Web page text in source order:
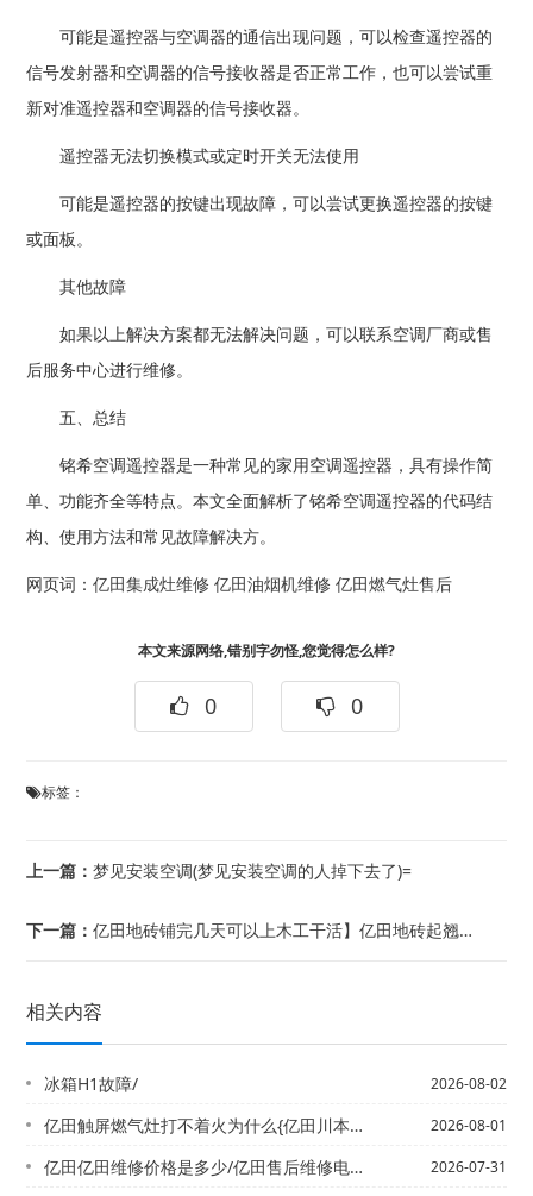
可能是遥控器与空调器的通信出现问题，可以检查遥控器的
信号发射器和空调器的信号接收器是否正常工作，也可以尝试重
新对准遥控器和空调器的信号接收器。
遥控器无法切换模式或定时开关无法使用
可能是遥控器的按键出现故障，可以尝试更换遥控器的按键
或面板。
其他故障
如果以上解决方案都无法解决问题，可以联系空调厂商或售
后服务中心进行维修。
五、总结
铭希空调遥控器是一种常见的家用空调遥控器，具有操作简
单、功能齐全等特点。本文全面解析了铭希空调遥控器的代码结
构、使用方法和常见故障解决方。
网页词：亿田集成灶维修 亿田油烟机维修 亿田燃气灶售后
本文来源网络,错别字勿怪,您觉得怎么样?
0 0
标签：
上一篇：梦见安装空调(梦见安装空调的人掉下去了)=
下一篇：亿田地砖铺完几天可以上木工干活】亿田地砖起翘用什么胶水
相关内容
冰箱H1故障/ 2026-08-02
亿田触屏燃气灶打不着火为什么{亿田川本燃气灶打不着火怎么办 2026-08-01
亿田亿田维修价格是多少/亿田售后维修电话2027年 2026-07-31